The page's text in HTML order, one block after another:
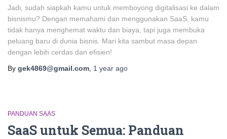
Jadi, sudah siapkah kamu untuk memboyong digitalisasi ke dalam
bisnismu? Dengan memahami dan menggunakan SaaS, kamu
tidak hanya menghemat waktu dan biaya, tapi juga membuka
peluang baru di dunia bisnis. Mari kita sambut masa depan
dengan lebih cerdas dan efisien!
By gek4869@gmail.com 1 year ago
PANDUAN SAAS
SaaS untuk Semua: Panduan